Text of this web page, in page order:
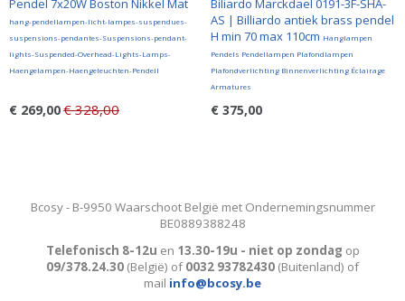
Pendel 7x20W Boston Nikkel Mat
hang-pendellampen-licht-lampes-suspendues-
suspensions-pendantes-Suspensions-pendant-
lights-Suspended-Overhead-Lights-Lamps-
Haengelampen-Haengeleuchten-Pendell
€ 269,00€ 328,00
Biliardo Marckdael 0191-3F-SHA-
AS | Billiardo antiek brass pendel
H min 70 max 110cm Hanglampen
Pendels Pendellampen Plafondlampen
Plafondverlichting Binnenverlichting Éclairage
Armatures
€ 375,00
Bcosy - B-9950 Waarschoot België met Ondernemingsnummer
BE0889388248
Telefonisch 8-12u en 13.30-19u - niet op zondag op
09/378.24.30 (België) of0032 93782430 (Buitenland) of
mail info@bcosy.be